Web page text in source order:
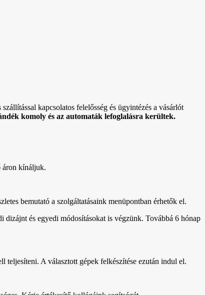
kapcsolatos felelősség és ügyintézés a vásárlót
komoly és az automaták lefoglalásra kerültek.
áron kínáljuk.
bemutató a szolgáltatásaink menüpontban érhetők el.
és egyedi módosításokat is végzünk. Továbbá 6 hónap
teljesíteni. A választott gépek felkészítése ezután indul el.